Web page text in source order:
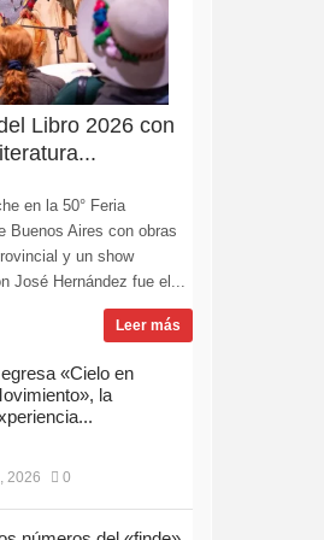
Libro 2026 con
en la 50° Feria
Buenos Aires con obras
y un show
José Hernández fue el...
Leer más
«Cielo en
la
2026 0